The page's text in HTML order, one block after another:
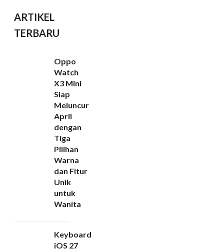
ARTIKEL
TERBARU
Oppo
Watch
X3 Mini
Siap
Meluncur
April
dengan
Tiga
Pilihan
Warna
dan Fitur
Unik
untuk
Wanita
Keyboard
iOS 27